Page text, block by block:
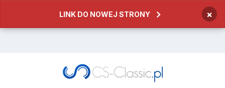
LINK DO NOWEJ STRONY ×